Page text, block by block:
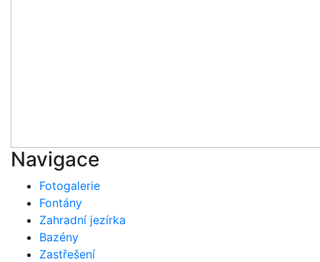
Navigace
Fotogalerie
Fontány
Zahradní jezírka
Bazény
Zastřešení